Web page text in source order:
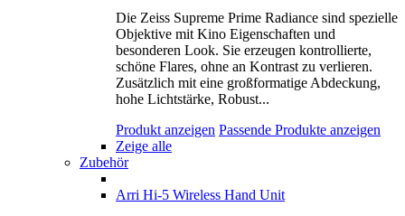
Die Zeiss Supreme Prime Radiance sind spezielle
Objektive mit Kino Eigenschaften und
besonderen Look. Sie erzeugen kontrollierte,
schöne Flares, ohne an Kontrast zu verlieren.
Zusätzlich mit eine großformatige Abdeckung,
hohe Lichtstärke, Robust...
Produkt anzeigen Passende Produkte anzeigen
Zeige alle
Zubehör
Arri Hi-5 Wireless Hand Unit